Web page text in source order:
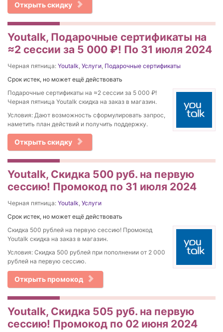
Открыть скидку
Youtalk, Подарочные сертификаты на
≈2 сессии за 5 000 ₽! По 31 июля 2024
Черная пятница: Youtalk, Услуги, Подарочные сертификаты
Срок истек, но может ещё действовать
Подарочные сертификаты на ≈2 сессии за 5 000 ₽!
Черная пятница Youtalk скидка на заказ в магазин.
Условия: Дают возможность сформулировать запрос,
наметить план действий и получить поддержку.
Открыть скидку
Youtalk, Cкидка 500 руб. на первую
сессию! Промокод по 31 июля 2024
Черная пятница: Youtalk, Услуги
Срок истек, но может ещё действовать
Cкидка 500 рублей на первую сессию! Промокод
Youtalk скидка на заказ в магазин.
Условия: Cкидка 500 рублей при пополнении от 2 000
рублей на первую сессию.
Открыть промокод
Youtalk, Скидка 505 руб. на первую
сессию! Промокод по 02 июня 2024